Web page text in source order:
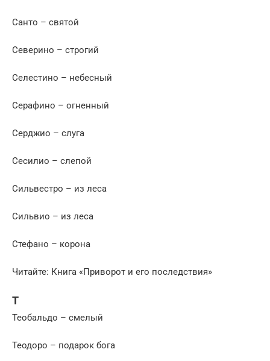
Санто – святой
Северино – строгий
Селестино – небесный
Серафино – огненный
Серджио – слуга
Сесилио – слепой
Сильвестро – из леса
Сильвио – из леса
Стефано – корона
Читайте: Книга «Приворот и его последствия»
Т
Теобальдо – смелый
Теодоро – подарок бога